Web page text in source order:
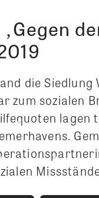
die
zum sozialen
lagen